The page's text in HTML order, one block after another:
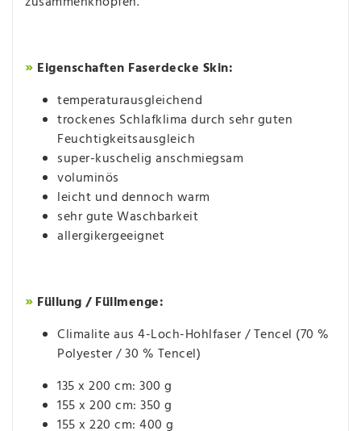
» Eigenschaften Faserdecke Skin:
temperaturausgleichend
trockenes Schlafklima durch sehr guten
Feuchtigkeitsausgleich
super-kuschelig anschmiegsam
voluminös
leicht und dennoch warm
sehr gute Waschbarkeit
allergikergeeignet
» Füllung / Füllmenge:
Climalite aus 4-Loch-Hohlfaser / Tencel (70 %
Polyester / 30 % Tencel)
135 x 200 cm: 300 g
155 x 200 cm: 350 g
155 x 220 cm: 400 g